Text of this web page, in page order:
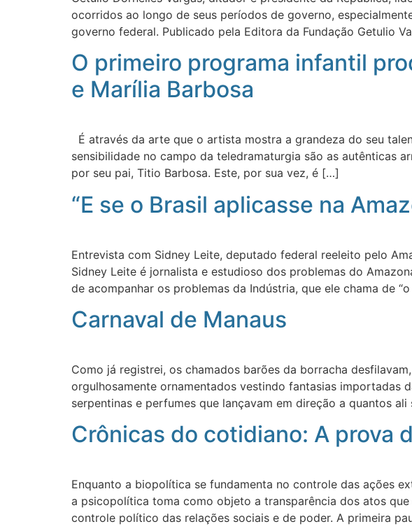
ocorridos ao longo de seus períodos de governo,
governo federal. Publicado pela Editora da Fundação Getulio
O primeiro programa infantil
e Marília Barbosa
É através da arte que o artista mostra a grandeza do seu
sensibilidade no campo da teledramaturgia são as autênticas
por seu pai, Titio Barbosa. Este, por sua vez, é […]
“E se o Brasil aplicasse na
Entrevista com Sidney Leite, deputado federal reeleito pelo
Sidney Leite é jornalista e estudioso dos problemas do
de acompanhar os problemas da Indústria, que ele chama de
Carnaval de Manaus
Como já registrei, os chamados barões da borracha
orgulhosamente ornamentados vestindo fantasias importadas
serpentinas e perfumes que lançavam em direção a quantos
Crônicas do cotidiano: A prova
Enquanto a biopolítica se fundamenta no controle das ações
a psicopolítica toma como objeto a transparência dos atos
controle político das relações sociais e de poder. A primeira